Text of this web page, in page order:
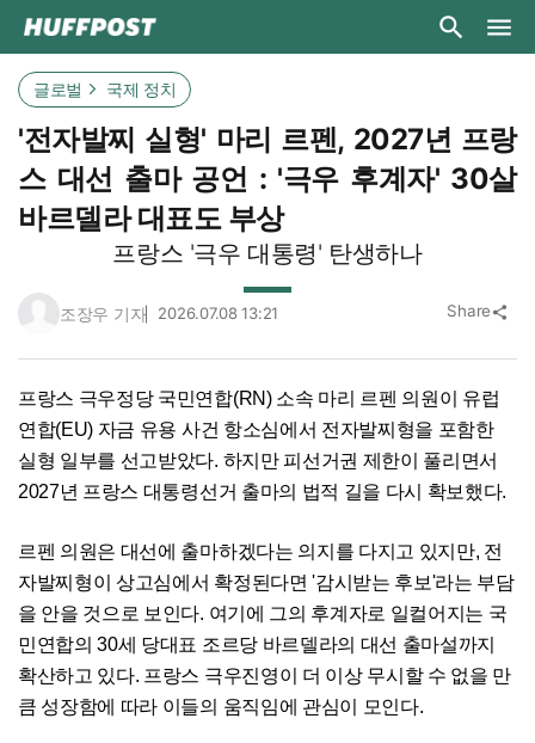
글로벌 국제 정치
'전자발찌 실형' 마리 르펜, 2027년 프랑
스 대선 출마 공언 : '극우 후계자' 30살
바르델라 대표도 부상
프랑스 '극우 대통령' 탄생하나
조장우 기자 2026.07.08 13:21 Share share
프랑스 극우정당 국민연합(RN) 소속 마리 르펜 의원이 유럽
연합(EU) 자금 유용 사건 항소심에서 전자발찌형을 포함한
실형 일부를 선고받았다. 하지만 피선거권 제한이 풀리면서
2027년 프랑스 대통령선거 출마의 법적 길을 다시 확보했다.
르펜 의원은 대선에 출마하겠다는 의지를 다지고 있지만, 전
자발찌형이 상고심에서 확정된다면 '감시받는 후보'라는 부담
을 안을 것으로 보인다. 여기에 그의 후계자로 일컬어지는 국
민연합의 30세 당대표 조르당 바르델라의 대선 출마설까지
확산하고 있다. 프랑스 극우진영이 더 이상 무시할 수 없을 만
큼 성장함에 따라 이들의 움직임에 관심이 모인다.